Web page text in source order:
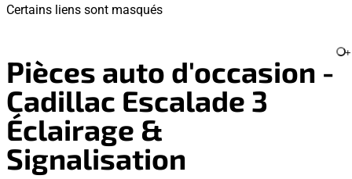
Certains liens sont masqués
Pièces auto d'occasion -
Cadillac Escalade 3
Éclairage &
Signalisation
+